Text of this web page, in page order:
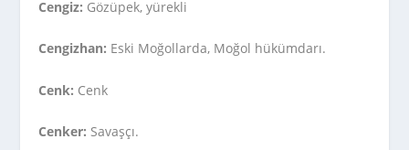
Cengiz: Gözüpek, yürekli
Cengizhan: Eski Moğollarda, Moğol hükümdarı.
Cenk: Cenk
Cenker: Savaşçı.